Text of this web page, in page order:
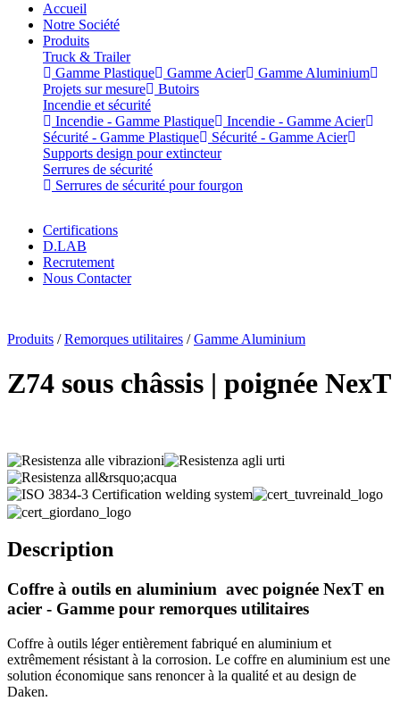
Accueil
Notre Société
Produits
Truck & Trailer
Gamme Plastique
Gamme Acier
Gamme Aluminium
Projets sur mesure
Butoirs
Incendie et sécurité
Incendie - Gamme Plastique
Incendie - Gamme Acier
Sécurité - Gamme Plastique
Sécurité - Gamme Acier
Supports design pour extincteur
Serrures de sécurité
Serrures de sécurité pour fourgon
Certifications
D.LAB
Recrutement
Nous Contacter
Produits /Remorques utilitaires /Gamme Aluminium
Z74 sous châssis | poignée NexT
Description
Coffre à outils en aluminium avec poignée NexT en
acier - Gamme pour remorques utilitaires
Coffre à outils léger entièrement fabriqué en aluminium et
extrêmement résistant à la corrosion. Le coffre en aluminium est une
solution économique sans renoncer à la qualité et au design de
Daken.